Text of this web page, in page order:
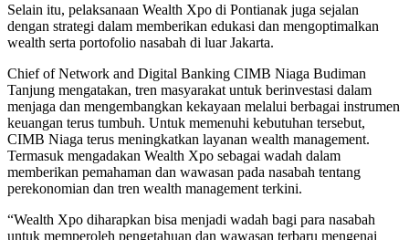
Selain itu, pelaksanaan Wealth Xpo di Pontianak juga sejalan
dengan strategi dalam memberikan edukasi dan mengoptimalkan
wealth serta portofolio nasabah di luar Jakarta.
Chief of Network and Digital Banking CIMB Niaga Budiman
Tanjung mengatakan, tren masyarakat untuk berinvestasi dalam
menjaga dan mengembangkan kekayaan melalui berbagai instrumen
keuangan terus tumbuh. Untuk memenuhi kebutuhan tersebut,
CIMB Niaga terus meningkatkan layanan wealth management.
Termasuk mengadakan Wealth Xpo sebagai wadah dalam
memberikan pemahaman dan wawasan pada nasabah tentang
perekonomian dan tren wealth management terkini.
“Wealth Xpo diharapkan bisa menjadi wadah bagi para nasabah
untuk memperoleh pengetahuan dan wawasan terbaru mengenai